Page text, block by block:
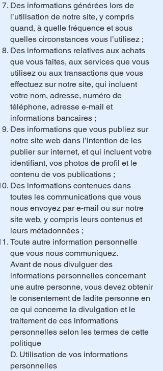
Des informations générées lors de
l’utilisation de notre site, y compris
quand, à quelle fréquence et sous
quelles circonstances vous l’utilisez ;
Des informations relatives aux achats
que vous faites, aux services que vous
utilisez ou aux transactions que vous
effectuez sur notre site, qui incluent
votre nom, adresse, numéro de
téléphone, adresse e-mail et
informations bancaires ;
Des informations que vous publiez sur
notre site web dans l’intention de les
publier sur internet, et qui incluent votre
identifiant, vos photos de profil et le
contenu de vos publications ;
Des informations contenues dans
toutes les communications que vous
nous envoyez par e-mail ou sur notre
site web, y compris leurs contenus et
leurs métadonnées ;
Toute autre information personnelle
que vous nous communiquez.
Avant de nous divulguer des
informations personnelles concernant
une autre personne, vous devez obtenir
le consentement de ladite personne en
ce qui concerne la divulgation et le
traitement de ces informations
personnelles selon les termes de cette
politique
D. Utilisation de vos informations
personnelles